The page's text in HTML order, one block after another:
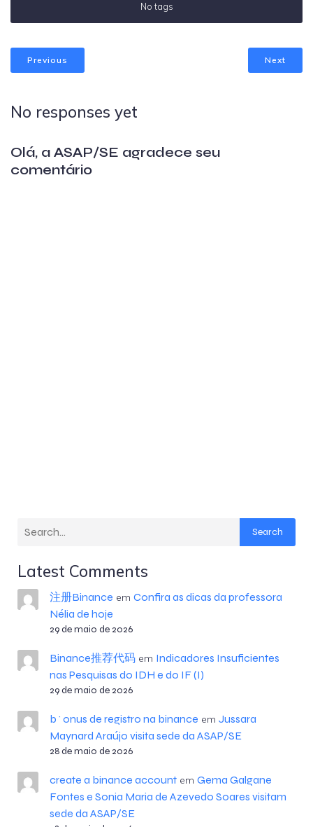
No tags
Previous Next
No responses yet
Olá, a ASAP/SE agradece seu
comentário
Search
Latest Comments
注册Binance em Confira as dicas da professora
Nélia de hoje
29 de maio de 2026
Binance推荐代码em Indicadores Insuficientes
nas Pesquisas do IDH e do IF (I)
29 de maio de 2026
b^onus de registro na binance em Jussara
Maynard Araújo visita sede da ASAP/SE
28 de maio de 2026
create a binance accountem Gema Galgane
Fontes e Sonia Maria de Azevedo Soares visitam
sede da ASAP/SE